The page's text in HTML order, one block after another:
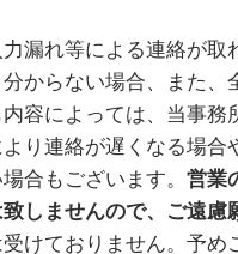
れ等による連絡が取
からない場合、また、
容によっては、当事務
り連絡が遅くなる場合
合もございます。 営業
しませんので、ご遠慮
けておりません。予め